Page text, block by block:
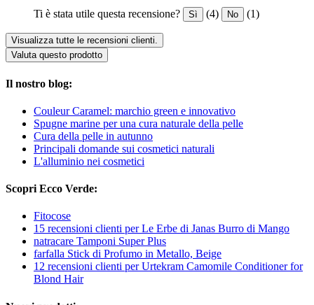
Ti è stata utile questa recensione? Sì (4) No (1)
Visualizza tutte le recensioni clienti.
Valuta questo prodotto
Il nostro blog:
Couleur Caramel: marchio green e innovativo
Spugne marine per una cura naturale della pelle
Cura della pelle in autunno
Principali domande sui cosmetici naturali
L'alluminio nei cosmetici
Scopri Ecco Verde:
Fitocose
15 recensioni clienti per Le Erbe di Janas Burro di Mango
natracare Tamponi Super Plus
farfalla Stick di Profumo in Metallo, Beige
12 recensioni clienti per Urtekram Camomile Conditioner for
Blond Hair